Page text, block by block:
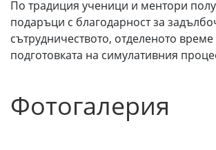
По традиция ученици и ментори
подаръци с благодарност за
сътрудничеството, отделеното време
подготовката на симулативния
Фотогалерия